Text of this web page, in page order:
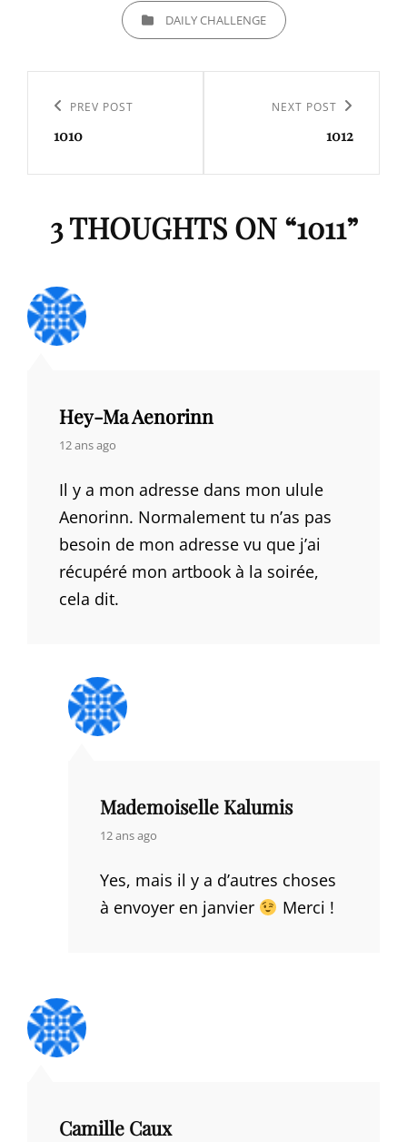
CATEGORIESDAILY CHALLENGE
l’article
Previous
Post
PREV POST
1010
NEXT POST
1012
3 THOUGHTS ON “1011”
Hey-Ma Aenorinn
says:
12 ans ago
Il y a mon adresse dans mon ulule
Aenorinn. Normalement tu n’as pas
besoin de mon adresse vu que j’ai
récupéré mon artbook à la soirée,
cela dit.
Mademoiselle Kalumis
says:
12 ans ago
Yes, mais il y a d’autres choses
à envoyer en janvier
Merci !
Camille Caux